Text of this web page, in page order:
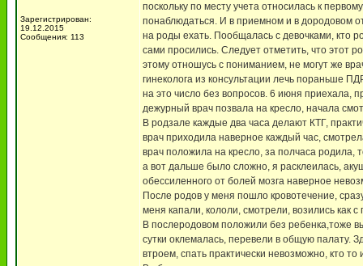
Зарегистрирован:
19.12.2015
Сообщения: 113
поскольку по месту учета относилась к
понаблюдаться. И в приемном и в дородовом
на роды ехать. Пообщалась с девочками, кто
сами просились. Следует отметить, что этот
этому отношусь с пониманием, не могут же
гинеколога из консультации лечь пораньше
на это число без вопросов. 6 июня приехала,
дежурный врач позвала на кресло, начала
В родзале каждые два часа делают КТГ,
врач приходила наверное каждый час,
врач положила на кресло, за полчаса родила,
а вот дальше было сложно, я расклеилась,
обессиленного от болей мозга наверное
После родов у меня пошло кровотечение,
меня капали, кололи, смотрели, возились как
В послеродовом положили без ребенка,тоже
сутки оклемалась, перевели в общую палату.
втроем, спать практически невозможно, кто